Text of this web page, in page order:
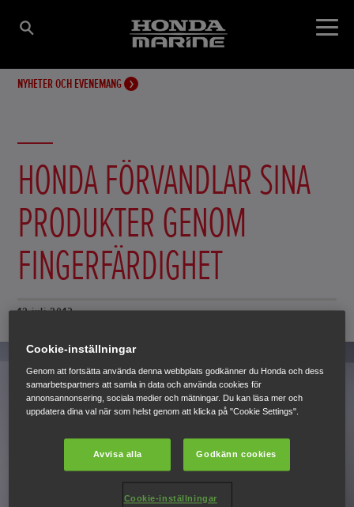
NYHETER OCH EVENEMANG
HONDA FÖRVANDLAR SINA
PRODUKTER GENOM
FINGERFÄRDIGHET
12 juli 2013
Cookie-inställningar
Genom att fortsätta använda denna webbplats godkänner du Honda och dess
samarbetspartners att samla in data och använda cookies för
annonsannonsering, sociala medier och mätningar. Du kan läsa mer och
uppdatera dina val när som helst genom att klicka på "Cookie Settings".
Avvisa alla Godkänn cookies
Cookie-inställningar